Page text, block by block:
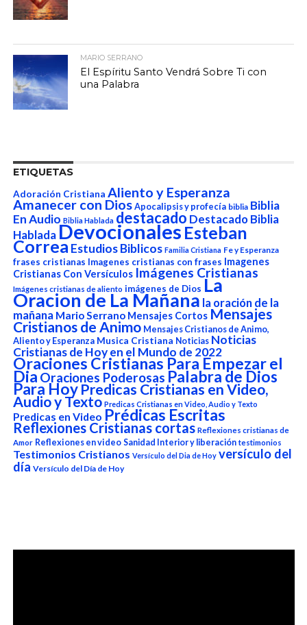
MARIO SERRANO
El Espíritu Santo Vendrá Sobre Ti con
una Palabra
ETIQUETAS
Adoración Cristiana Aliento y Esperanza
Amanecer con Dios Apocalipsis y profecía biblia Biblia
En Audio Biblia Hablada destacado Destacado Biblia
HabladaDevocionalesEsteban
Correa Estudios Biblicos Familia Cristiana Fe y Esperanza
frases cristianas Imagenes cristianas con frases Imagenes
Cristianas Con Versículos Imágenes Cristianas
Imágenes cristianas de aliento imágenes de Dios La
Oracion de La Mañana la oración de la
mañana Mario Serrano Mensajes Cortos Mensajes
Cristianos de Animo Mensajes Cristianos de Animo,
Aliento y Esperanza Musica Cristiana Noticias Noticias
Cristianas de Hoy en el Mundo de 2022
Oraciones Cristianas Para Empezar el
DiaOraciones Poderosas Palabra de Dios
Para Hoy Predicas Cristianas en Video,
Audio y Texto Predicas Cristianas en Video, Audio y Texto
Predicas en Video Prédicas Escritas
Reflexiones Cristianas cortas Reflexiones cristianas de
Amor Reflexiones en video Sanidad Interior y liberación testimonios
Testimonios Cristianos Versículo del Dia de Hoy versículo del
día Versículo del Día de Hoy
Reproductor